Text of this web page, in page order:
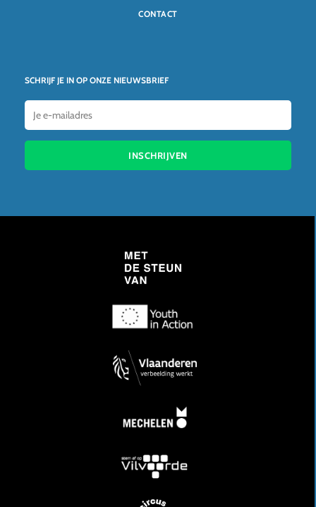
SCHRIJF JE IN OP ONZE NIEUWSBRIEF
INSCHRIJVEN
CONTACT